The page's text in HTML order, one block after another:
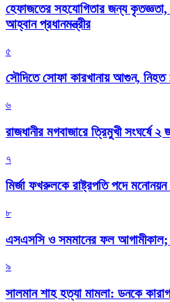
হেফাজতের সহযোগিতার জন্য
আহ্বান প্রধানমন্ত্রীর
৫
সৌদিতে সোফা কারখানায় আগুন, নিহত
৬
রাজধানীর মগবাজারে ত্রিমুখী সংঘর্ষে ২
৭
মির্জা ফখরুলকে রাষ্ট্রপতি পদে
৮
এসএসসি ও সমমানের ফল আগামীকাল;
৯
সালমান শাহ হত্যা মামলা: ডনকে